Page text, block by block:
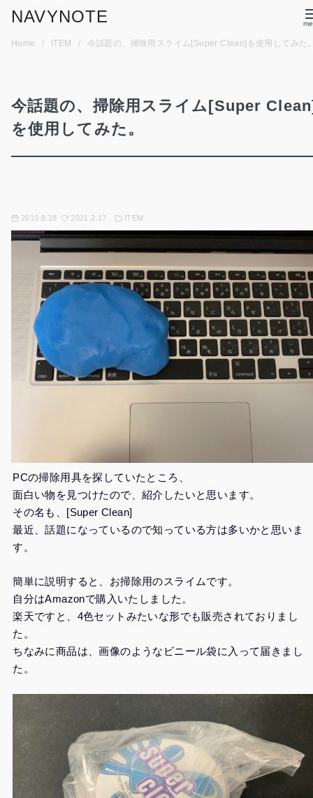
NAVYNOTE
Home ITEM 今話題の、掃除用スライム[Super Clean]を使用してみた
今話題の、掃除用スライム[Super
を使用してみた。
2019.8.18 2021.2.17 ITEM
PCの掃除用具を探していたところ、
面白い物を見つけたので、紹介したいと思います。
その名も、[Super Clean]
最近、話題になっているので知っている方は多いかと思いま
す。
簡単に説明すると、お掃除用のスライムです。
自分はAmazonで購入いたしました。
楽天ですと、4色セットみたいな形でも販売されておりまし
た。
ちなみに商品は、画像のようなビニール袋に入って届きまし
た。